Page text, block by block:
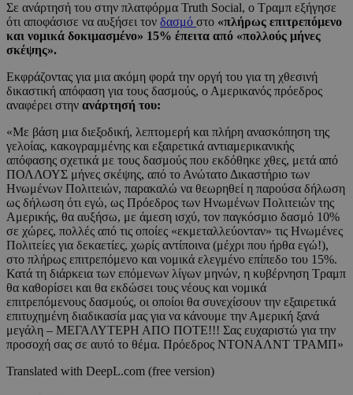
Σε ανάρτησή του στην πλατφόρμα Truth Social, ο Τραμπ εξήγησε
ότι αποφάσισε να αυξήσει τον δασμό στο «πλήρως επιτρεπόμενο
και νομικά δοκιμασμένο» 15% έπειτα από «πολλούς μήνες
σκέψης».
Εκφράζοντας για μια ακόμη φορά την οργή του για τη χθεσινή
δικαστική απόφαση για τους δασμούς, ο Αμερικανός πρόεδρος
αναφέρει στην ανάρτησή του:
«Με βάση μια διεξοδική, λεπτομερή και πλήρη ανασκόπηση της
γελοίας, κακογραμμένης και εξαιρετικά αντιαμερικανικής
απόφασης σχετικά με τους δασμούς που εκδόθηκε χθες, μετά από
ΠΟΛΛΟΥΣ μήνες σκέψης, από το Ανώτατο Δικαστήριο των
Ηνωμένων Πολιτειών, παρακαλώ να θεωρηθεί η παρούσα δήλωση
ως δήλωση ότι εγώ, ως Πρόεδρος των Ηνωμένων Πολιτειών της
Αμερικής, θα αυξήσω, με άμεση ισχύ, τον παγκόσμιο δασμό 10%
σε χώρες, πολλές από τις οποίες «εκμεταλλεύονταν» τις Ηνωμένες
Πολιτείες για δεκαετίες, χωρίς αντίποινα (μέχρι που ήρθα εγώ!),
στο πλήρως επιτρεπόμενο και νομικά ελεγμένο επίπεδο του 15%.
Κατά τη διάρκεια των επόμενων λίγων μηνών, η κυβέρνηση Τραμπ
θα καθορίσει και θα εκδώσει τους νέους και νομικά
επιτρεπόμενους δασμούς, οι οποίοι θα συνεχίσουν την εξαιρετικά
επιτυχημένη διαδικασία μας για να κάνουμε την Αμερική ξανά
μεγάλη – ΜΕΓΑΛΥΤΕΡΗ ΑΠΟ ΠΟΤΕ!!! Σας ευχαριστώ για την
προσοχή σας σε αυτό το θέμα. Πρόεδρος ΝΤΟΝΑΛΝΤ ΤΡΑΜΠ»
Translated with DeepL.com (free version)